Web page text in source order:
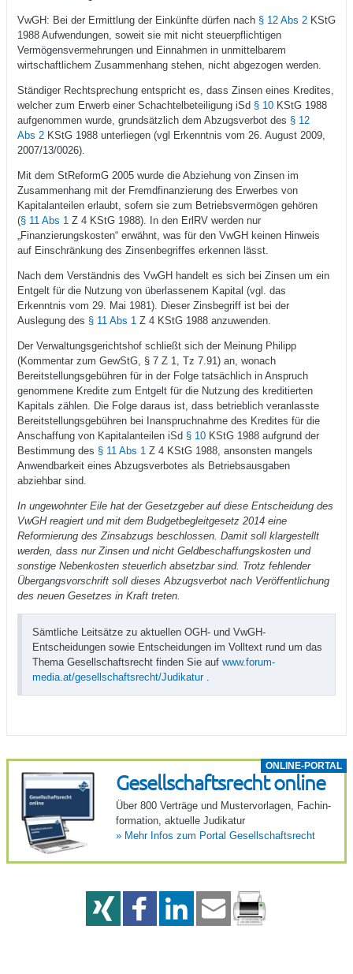
VwGH: Bei der Ermittlung der Einkünfte dürfen nach § 12 Abs 2KStG
1988 Aufwendungen, soweit sie mit nicht steuerpflichtigen
Vermögensvermehrungen und Einnahmen in unmittelbarem
wirtschaftlichem Zusammenhang stehen, nicht abgezogen werden.
Ständiger Rechtsprechung entspricht es, dass Zinsen eines Kredites,
welcher zum Erwerb einer Schachtelbeteiligung iSd § 10KStG 1988
aufgenommen wurde, grundsätzlich dem Abzugsverbot des § 12
Abs 2KStG 1988 unterliegen (vgl Erkenntnis vom 26. August 2009,
2007/13/0026).
Mit dem StReformG 2005 wurde die Abziehung von Zinsen im
Zusammenhang mit der Fremdfinanzierung des Erwerbes von
Kapitalanteilen erlaubt, sofern sie zum Betriebsvermögen gehören
(§ 11 Abs 1 Z 4 KStG 1988). In den ErlRV werden nur
„Finanzierungskosten“ erwähnt, was für den VwGH keinen Hinweis
auf Einschränkung des Zinsenbegriffes erkennen lässt.
Nach dem Verständnis des VwGH handelt es sich bei Zinsen um ein
Entgelt für die Nutzung von überlassenem Kapital (vgl. das
Erkenntnis vom 29. Mai 1981). Dieser Zinsbegriff ist bei der
Auslegung des § 11 Abs 1 Z 4 KStG 1988 anzuwenden.
Der Verwaltungsgerichtshof schließt sich der Meinung Philipp
(Kommentar zum GewStG, § 7 Z 1, Tz 7.91) an, wonach
Bereitstellungsgebühren für in der Folge tatsächlich in Anspruch
genommene Kredite zum Entgelt für die Nutzung des kreditierten
Kapitals zählen. Die Folge daraus ist, dass betrieblich veranlasste
Bereitstellungsgebühren bei Inanspruchnahme des Kredites für die
Anschaffung von Kapitalanteilen iSd § 10KStG 1988 aufgrund der
Bestimmung des § 11 Abs 1 Z 4 KStG 1988, ansonsten mangels
Anwendbarkeit eines Abzugsverbotes als Betriebsausgaben
abziehbar sind.
In ungewohnter Eile hat der Gesetzgeber auf diese Entscheidung des
VwGH reagiert und mit dem Budgetbegleitgesetz 2014 eine
Reformierung des Zinsabzugs beschlossen. Damit soll klargestellt
werden, dass nur Zinsen und nicht Geldbeschaffungskosten und
sonstige Nebenkosten steuerlich absetzbar sind. Trotz fehlender
Übergangsvorschrift soll dieses Abzugsverbot nach Veröffentlichung
des neuen Gesetzes in Kraft treten.
Sämtliche Leitsätze zu aktuellen OGH- und VwGH-
Entscheidungen sowie Entscheidungen im Volltext rund um das
Thema Gesellschaftsrecht finden Sie auf www.forum-
media.at/gesellschaftsrecht/Judikatur.
ONLINE-PORTAL
Gesell­schafts­recht online
Über 800 Verträge und Muster­vor­lagen, Fach­in­
for­ma­tion, aktu­elle Judi­katur
»Mehr Infos zum Portal Gesell­schafts­recht